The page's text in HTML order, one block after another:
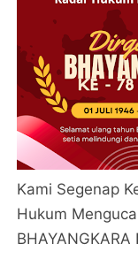
Kami Segenap
Hukum
BHAYANGKARA